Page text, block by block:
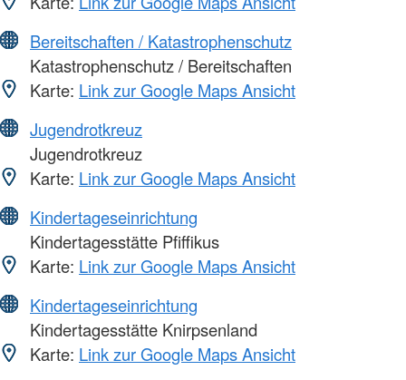
Bereitschaften / Katastrophenschutz
Katastrophenschutz / Bereitschaften
Karte: Link zur Google Maps Ansicht
Jugendrotkreuz
Jugendrotkreuz
Karte: Link zur Google Maps Ansicht
Kindertageseinrichtung
Kindertagesstätte Pfiffikus
Karte: Link zur Google Maps Ansicht
Kindertageseinrichtung
Kindertagesstätte Knirpsenland
Karte: Link zur Google Maps Ansicht